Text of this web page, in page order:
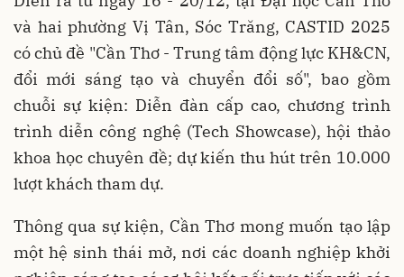
và hai phường Vị Tân, Sóc Trăng, CASTID 2025
có chủ đề "Cần Thơ - Trung tâm động lực KH&CN,
đổi mới sáng tạo và chuyển đổi số", bao gồm
chuỗi sự kiện: Diễn đàn cấp cao, chương trình
trình diễn công nghệ (Tech Showcase), hội thảo
khoa học chuyên đề; dự kiến thu hút trên 10.000
lượt khách tham dự.
Thông qua sự kiện, Cần Thơ mong muốn tạo lập
một hệ sinh thái mở, nơi các doanh nghiệp khởi